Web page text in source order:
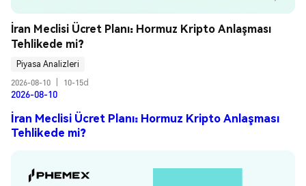
İran Meclisi Ücret Planı: Hormuz Kripto Anlaşması
Tehlikede mi?
Piyasa Analizleri
2026-08-10
10-15d
2026-08-10
İran Meclisi Ücret Planı: Hormuz Kripto Anlaşması
Tehlikede mi?